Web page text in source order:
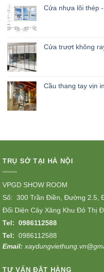
Cửa nhựa lõi thép
Cửa trượt không
Cầu thang tay vịn
TRỤ SỞ TẠI HÀ NỘI
VPGD SHOW ROOM
Số: 300 Trần Điền, Đường 2.5,
Đối Diện Cây Xăng Khu Đô Thị
Tel: 0986112588
Tel: 0986112588
Email:
TƯ VẤN ĐẶT HÀNG